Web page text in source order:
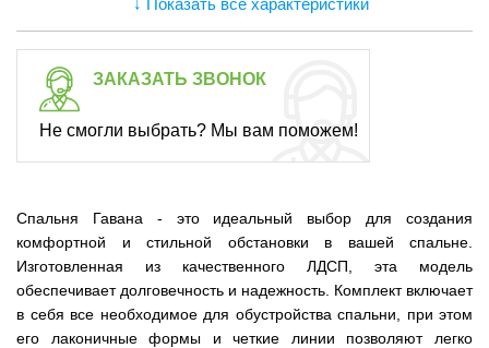
↓ Показать все характеристики
ЗАКАЗАТЬ ЗВОНОК
Не смогли выбрать? Мы вам поможем!
Спальня Гавана - это идеальный выбор для создания
комфортной и стильной обстановки в вашей спальне.
Изготовленная из качественного ЛДСП, эта модель
обеспечивает долговечность и надежность. Комплект включает
в себя все необходимое для обустройства спальни, при этом
его лаконичные формы и четкие линии позволяют легко